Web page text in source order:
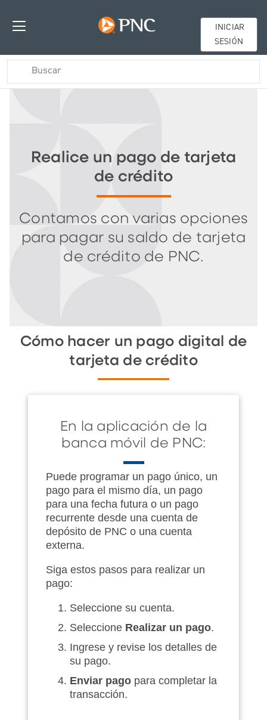
INICIAR
SESIÓN
Realice un pago de tarjeta
de crédito
Contamos con varias opciones
para pagar su saldo de tarjeta
de crédito de PNC.
Cómo hacer un pago digital de
tarjeta de crédito
En la aplicación de la
banca móvil de PNC:
Puede programar un pago único, un
pago para el mismo día, un pago
para una fecha futura o un pago
recurrente desde una cuenta de
depósito de PNC o una cuenta
externa.
Siga estos pasos para realizar un
pago:
Seleccione su cuenta.
Seleccione Realizar un pago.
Ingrese y revise los detalles de
su pago.
Enviar pago para completar la
transacción.